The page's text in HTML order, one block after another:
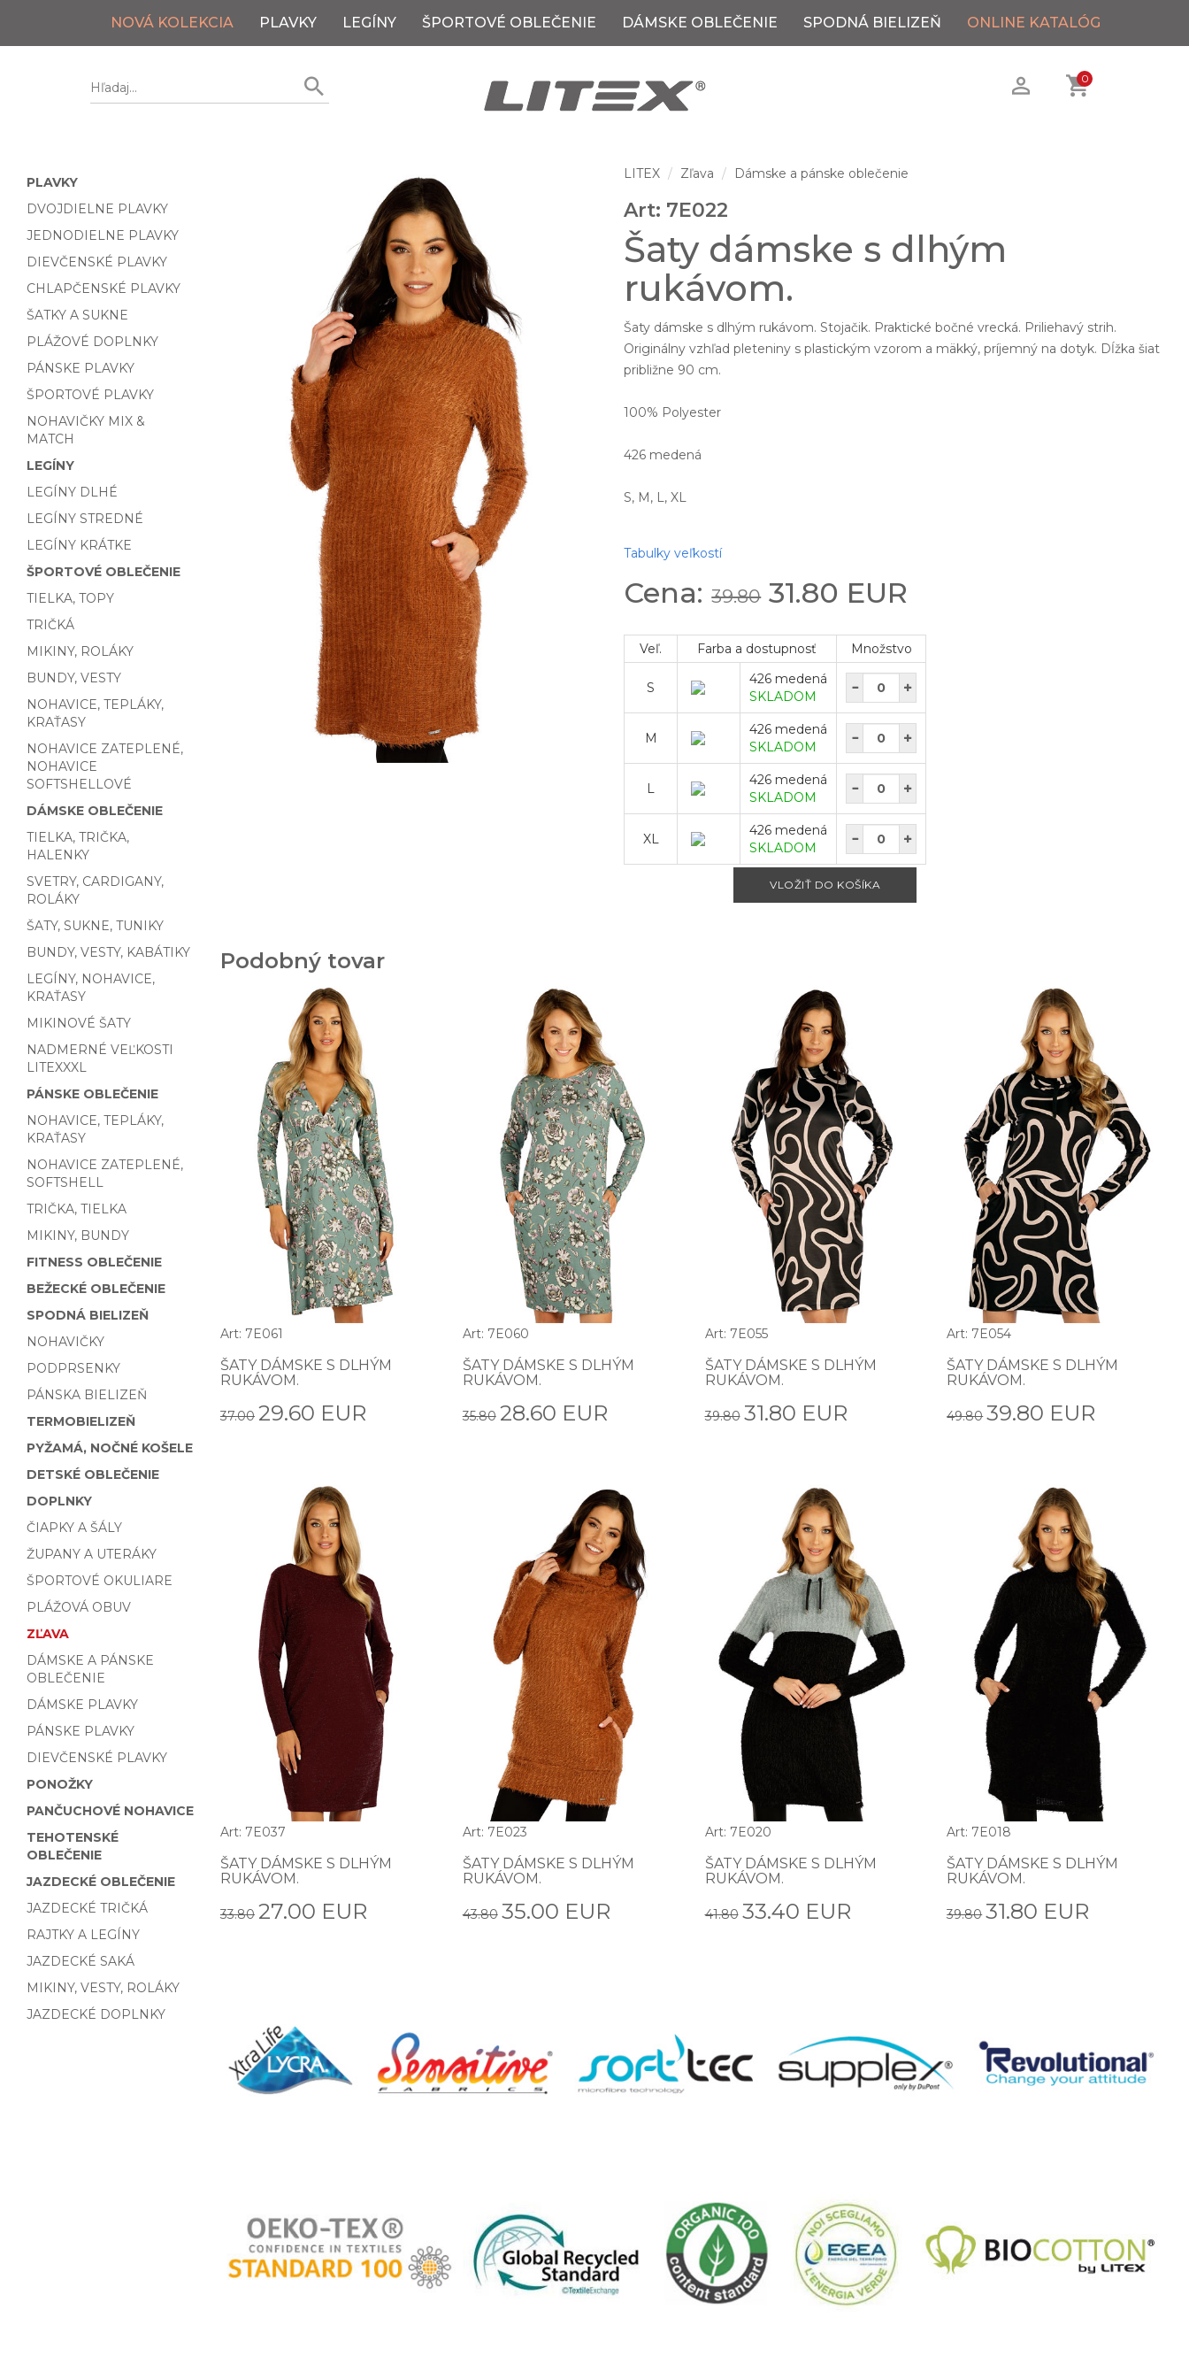
NOVÁ KOLEKCIA PLAVKY LEGÍNY ŠPORTOVÉ OBLEČENIE DÁMSKE OBLEČENIE SPODNÁ BIELIZEŇ ONLINE KATALÓG
0
PLAVKY
DVOJDIELNE PLAVKY
JEDNODIELNE PLAVKY
DIEVČENSKÉ PLAVKY
CHLAPČENSKÉ PLAVKY
ŠATKY A SUKNE
PLÁŽOVÉ DOPLNKY
PÁNSKE PLAVKY
ŠPORTOVÉ PLAVKY
NOHAVIČKY MIX &
MATCH
LEGÍNY
LEGÍNY DLHÉ
LEGÍNY STREDNÉ
LEGÍNY KRÁTKE
ŠPORTOVÉ OBLEČENIE
TIELKA, TOPY
TRIČKÁ
MIKINY, ROLÁKY
BUNDY, VESTY
NOHAVICE, TEPLÁKY,
KRAŤASY
NOHAVICE ZATEPLENÉ,
NOHAVICE
SOFTSHELLOVÉ
DÁMSKE OBLEČENIE
TIELKA, TRIČKA,
HALENKY
SVETRY, CARDIGANY,
ROLÁKY
ŠATY, SUKNE, TUNIKY
BUNDY, VESTY, KABÁTIKY
LEGÍNY, NOHAVICE,
KRAŤASY
MIKINOVÉ ŠATY
NADMERNÉ VEĽKOSTI
LITEXXXL
PÁNSKE OBLEČENIE
NOHAVICE, TEPLÁKY,
KRAŤASY
NOHAVICE ZATEPLENÉ,
SOFTSHELL
TRIČKA, TIELKA
MIKINY, BUNDY
FITNESS OBLEČENIE
BEŽECKÉ OBLEČENIE
SPODNÁ BIELIZEŇ
NOHAVIČKY
PODPRSENKY
PÁNSKA BIELIZEŇ
TERMOBIELIZEŇ
PYŽAMÁ, NOČNÉ KOŠELE
DETSKÉ OBLEČENIE
DOPLNKY
ČIAPKY A ŠÁLY
ŽUPANY A UTERÁKY
ŠPORTOVÉ OKULIARE
PLÁŽOVÁ OBUV
ZĽAVA
DÁMSKE A PÁNSKE
OBLEČENIE
DÁMSKE PLAVKY
PÁNSKE PLAVKY
DIEVČENSKÉ PLAVKY
PONOŽKY
PANČUCHOVÉ NOHAVICE
TEHOTENSKÉ
OBLEČENIE
JAZDECKÉ OBLEČENIE
JAZDECKÉ TRIČKÁ
RAJTKY A LEGÍNY
JAZDECKÉ SAKÁ
MIKINY, VESTY, ROLÁKY
JAZDECKÉ DOPLNKY
LITEX Zľava Dámske a pánske oblečenie
Art: 7E022
Šaty dámske s dlhým
rukávom.
Šaty dámske s dlhým rukávom. Stojačik. Praktické bočné vrecká. Priliehavý strih.
Originálny vzhľad pleteniny s plastickým vzorom a mäkký, príjemný na dotyk. Dĺžka šiat
približne 90 cm.
100% Polyester
426 medená
S, M, L, XL
Tabulky veľkostí
Cena:39.8031.80 EUR
Veľ. Farba a dostupnosť Množstvo
S
426 medená
SKLADOM
M
426 medená
SKLADOM
L
426 medená
SKLADOM
XL
426 medená
SKLADOM
Podobný tovar
Art: 7E061
ŠATY DÁMSKE S DLHÝM
RUKÁVOM.
37.00 29.60 EUR
Art: 7E060
ŠATY DÁMSKE S DLHÝM
RUKÁVOM.
35.80 28.60 EUR
Art: 7E055
ŠATY DÁMSKE S DLHÝM
RUKÁVOM.
39.80 31.80 EUR
Art: 7E054
ŠATY DÁMSKE S DLHÝM
RUKÁVOM.
49.80 39.80 EUR
Art: 7E037
ŠATY DÁMSKE S DLHÝM
RUKÁVOM.
33.80 27.00 EUR
Art: 7E023
ŠATY DÁMSKE S DLHÝM
RUKÁVOM.
43.80 35.00 EUR
Art: 7E020
ŠATY DÁMSKE S DLHÝM
RUKÁVOM.
41.80 33.40 EUR
Art: 7E018
ŠATY DÁMSKE S DLHÝM
RUKÁVOM.
39.80 31.80 EUR